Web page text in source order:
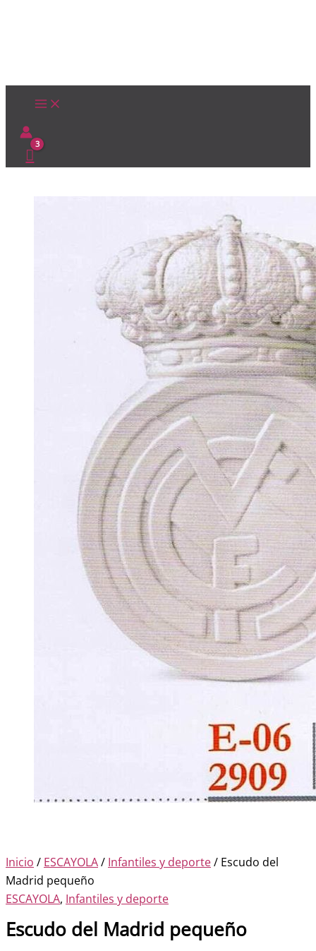
Inicio / ESCAYOLA/ Infantiles y deporte/ Escudo del
Madrid pequeño
ESCAYOLA, Infantiles y deporte
Escudo del Madrid pequeño